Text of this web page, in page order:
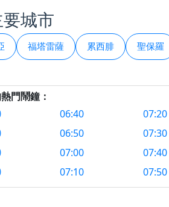
城市
福塔雷薩 累西腓 聖保羅
門鬧鐘：
06:40
06:50
07:00
07:10
07:20
07:30
07:40
07:50